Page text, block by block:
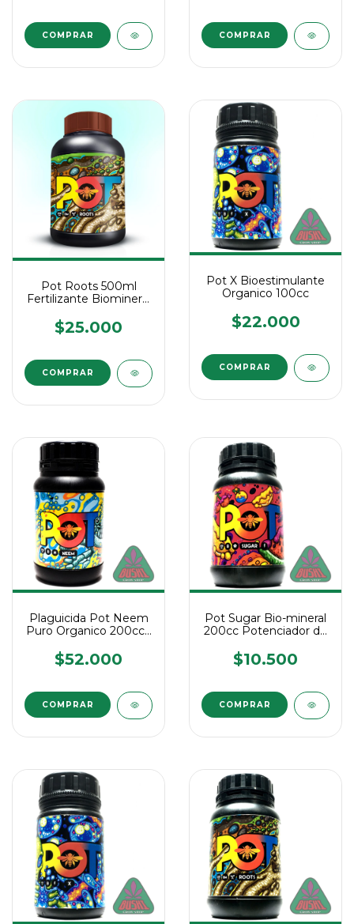
COMPRAR
Pot Roots 500ml
Fertilizante Biomineral
$25.000
Pot X Bioestimulante
Organico 100cc
$22.000
Plaguicida Pot Neem
Puro Organico 200cc -
$52.000
Pot Sugar Bio-mineral
200cc Potenciador de
$10.500